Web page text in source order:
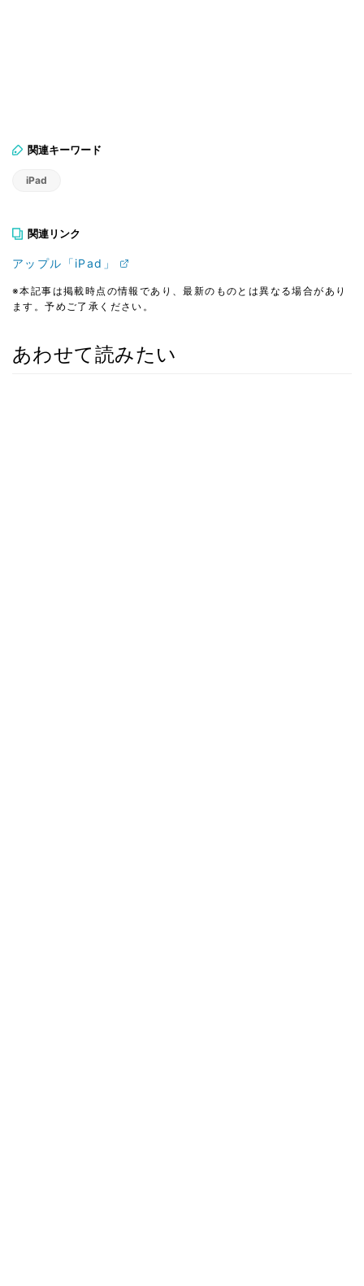
関連キーワード
iPad
関連リンク
アップル「iPad」
※本記事は掲載時点の情報であり、最新のものとは異なる場合があり
ます。予めご了承ください。
あわせて読みたい